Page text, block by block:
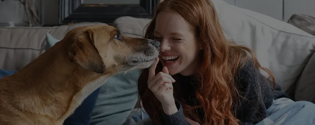
médicaments, des vitamines, des
minéraux, des suppléments naturels ou
des médecines alternatives)
Lorsque vous utilisez ce produit:
Ne pas prendre plus souvent qu’indiqué